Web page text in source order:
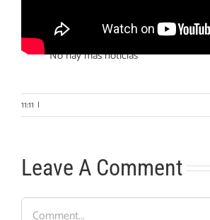
Otras noticias
No hay más noticias
11:11 |
Leave A Comment
Comment